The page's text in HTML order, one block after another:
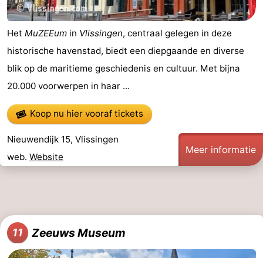
Het MuZEEum in Vlissingen, centraal gelegen in deze
historische havenstad, biedt een diepgaande en diverse
blik op de maritieme geschiedenis en cultuur. Met bijna
20.000 voorwerpen in haar ...
Koop nu hier vooraf tickets
Nieuwendijk 15, Vlissingen
web. Website
Meer informatie
11 Zeeuws Museum